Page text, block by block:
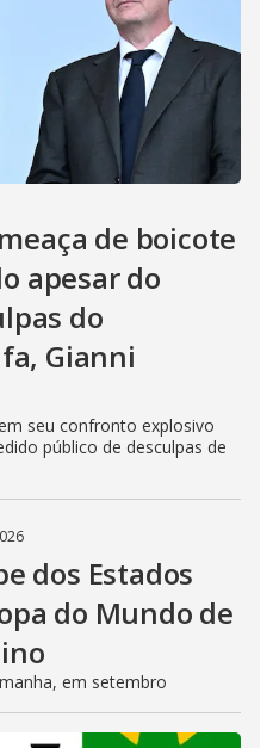
de boicote
apesar do
do
Gianni
seu confronto explosivo
público de desculpas de
dos Estados
do Mundo de
em setembro